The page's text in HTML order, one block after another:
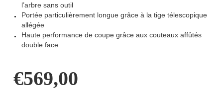
l’arbre sans outil
Portée particulièrement longue grâce à la tige télescopique
allégée
Haute performance de coupe grâce aux couteaux affûtés
double face
€569,00